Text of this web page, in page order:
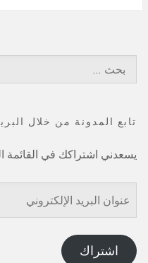
تابع المدونة من خلال
يسعدني اشتراكك في القائمة
عنوان
البريد
الإلكتروني
اشتراك